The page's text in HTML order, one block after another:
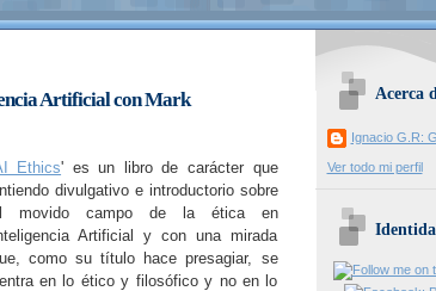
Artificial con Mark
Ethics' es un libro de carácter que
divulgativo e introductorio sobre
movido campo de la ética en
Artificial y con una mirada
como su título hace presagiar, se
en lo ético y filosófico y no en lo
Acerca
Ignacio G.R:
Ver todo mi perfil